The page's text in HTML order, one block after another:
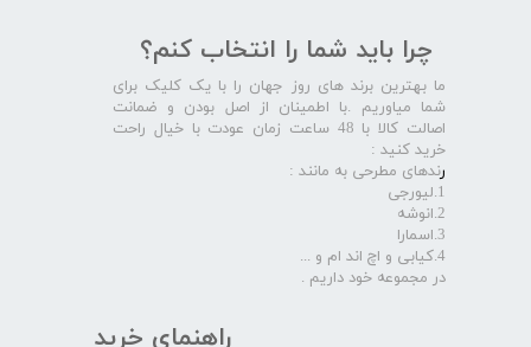
راهنمای خرید
چرا باید شما را انتخاب کنم؟
ما بهترین برند های روز جهان را با یک کلیک برای
شما میاوریم .با اطمینان از اصل بودن و ضمانت
اصالت کالا با 48 ساعت زمان عودت با خیال راحت
خرید کنید :
رندهای مطرحی به مانند :
1.لیورجی
2.انوشه
3.اسمارا
4.کیابی و اچ اند ام و ...
در مجموعه خود داریم .​​​​​​​